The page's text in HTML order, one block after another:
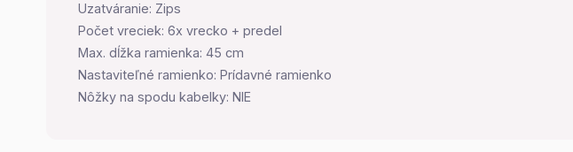
Uzatváranie: Zips
Počet vreciek: 6x vrecko + predel
Max. dĺžka ramienka: 45 cm
Nastaviteľné ramienko: Prídavné ramienko
Nôžky na spodu kabelky: NIE